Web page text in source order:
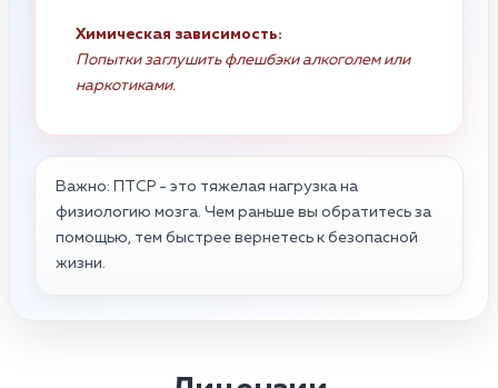
Химическая зависимость:
Попытки заглушить флешбэки алкоголем или
наркотиками.
Важно: ПТСР - это тяжелая нагрузка на
физиологию мозга. Чем раньше вы обратитесь за
помощью, тем быстрее вернетесь к безопасной
жизни.